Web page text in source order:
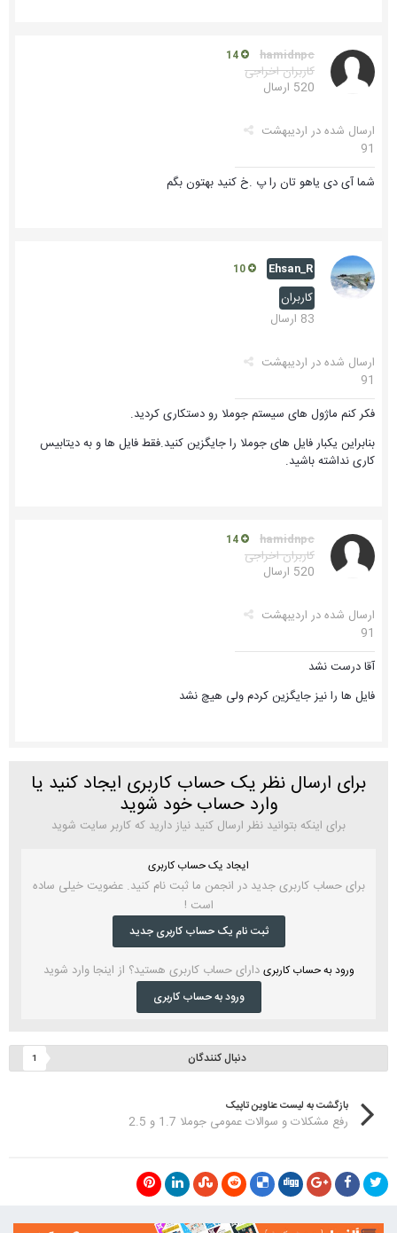
hamidnpc
کاربران اخراجی
520 ارسال
ارسال شده در اردیبهشت
91
شما آی دی یاهو تان را پ .خ کنید بهتون بگم
Ehsan_R
کاربران
83 ارسال
ارسال شده در اردیبهشت
91
فکر کنم ماژول های سیستم جوملا رو دستکاری کردید.
بنابراین یکبار فایل های جوملا را جایگزین کنید.فقط فایل ها و به دیتابیس
کاری نداشته باشید.
hamidnpc
کاربران اخراجی
520 ارسال
ارسال شده در اردیبهشت
91
آقا درست نشد
فایل ها را نیز جایگزین کردم ولی هیچ نشد
برای ارسال نظر یک حساب کاربری ایجاد کنید یا
وارد حساب خود شوید
برای اینکه بتوانید نظر ارسال کنید نیاز دارید که کاربر سایت شوید
ایجاد یک حساب کاربری
برای حساب کاربری جدید در انجمن ما ثبت نام کنید. عضویت خیلی ساده
است !
ثبت نام یک حساب کاربری جدید
ورود به حساب کاربری دارای حساب کاربری هستید؟ از اینجا وارد شوید
ورود به حساب کاربری
دنبال کنندگان 1
بازگشت به لیست عناوین تاپیک
رفع مشکلات و سوالات عمومی جوملا 1.7 و 2.5